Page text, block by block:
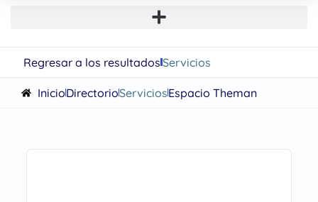
Regresar a los resultadosServicios
InicioDirectorioServiciosEspacio Theman